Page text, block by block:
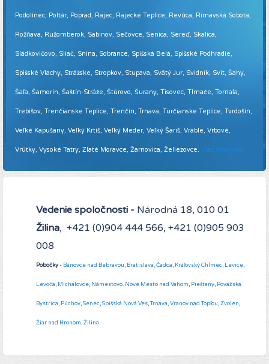
Podolínec, Poltár, Poprad, Rajec, Rajecké Teplice, Revúca, Rimavská Sobota,
Rožňava, Ružomberok, Sabinov, Sečovce, Senica, Sereď, Skalica,
Sládkovičovo, Sliač, Snina, Sobrance, Spišská Belá, Spišské Podhradie,
Spišské Vlachy, Strážske, Stropkov, Stupava, Svätý Jur, Svidník, Svit, Šahy,
Šaľa, Šamorín, Šaštín-Stráže, Štúrovo, Šurany, Tisovec, Tlmače, Tornaľa,
Trebišov, Trenčianske Teplice, Trenčín, Trnava, Turčianske Teplice, Tvrdošín,
Veľké Kapušany, Veľký Krtíš, Veľký Meder, Veľký Šariš, Vráble, Vrbové,
Vrútky, Vysoké Tatry, Zlaté Moravce, Žarnovica, Želiezovce. Viac informácií ...
Vedenie spoločnosti - Národná 18, 010 01
Žilina, +421 (0)904 444 566, +421 (0)905 903
008
Pobočky- Bánovce nad Bebravou, Bratislava,Čadca, Kráľovský Chlmec, Levice,
Levoča, Michalovce, Námestovo. Nové Mesto nad Váhom, Piešťany, Považská
Bystrica, Púchov,Senec,Spišská Nová Ves,Trnava,Vranov nad Topľou,Zvolen,
Žiar nad Hronom,Žilina